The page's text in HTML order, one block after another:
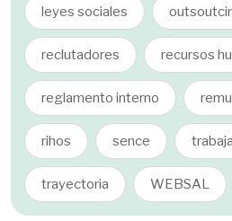
leyes sociales
reclutadores recursos
reglamento interno
rihos sence
trayectoria WEBSAL